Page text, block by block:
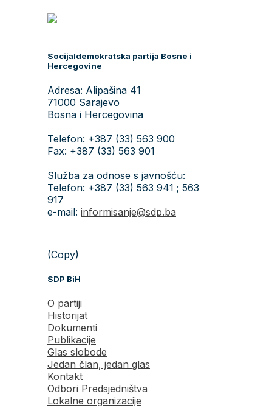
Socijaldemokratska partija Bosne i
Hercegovine
Adresa: Alipašina 41
71000 Sarajevo
Bosna i Hercegovina
Telefon: +387 (33) 563 900
Fax: +387 (33) 563 901
Služba za odnose s javnošću:
Telefon: +387 (33) 563 941 ; 563
917
e-mail: informisanje@sdp.ba
(Copy)
SDP BiH
O partiji
Historijat
Dokumenti
Publikacije
Glas slobode
Jedan član, jedan glas
Kontakt
Odbori Predsjedništva
Lokalne organizacije